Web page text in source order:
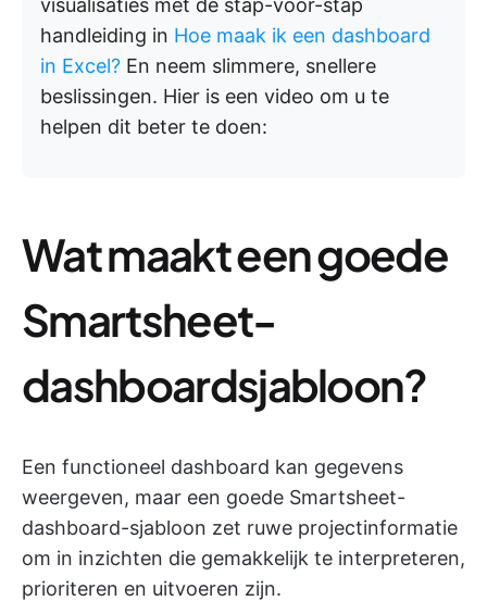
visualisaties met de stap-voor-stap
handleiding in Hoe maak ik een dashboard
in Excel? En neem slimmere, snellere
beslissingen. Hier is een video om u te
helpen dit beter te doen:
Wat maakt een goede
Smartsheet-
dashboardsjabloon?
Een functioneel dashboard kan gegevens
weergeven, maar een goede Smartsheet-
dashboard-sjabloon zet ruwe projectinformatie
om in inzichten die gemakkelijk te interpreteren,
prioriteren en uitvoeren zijn.